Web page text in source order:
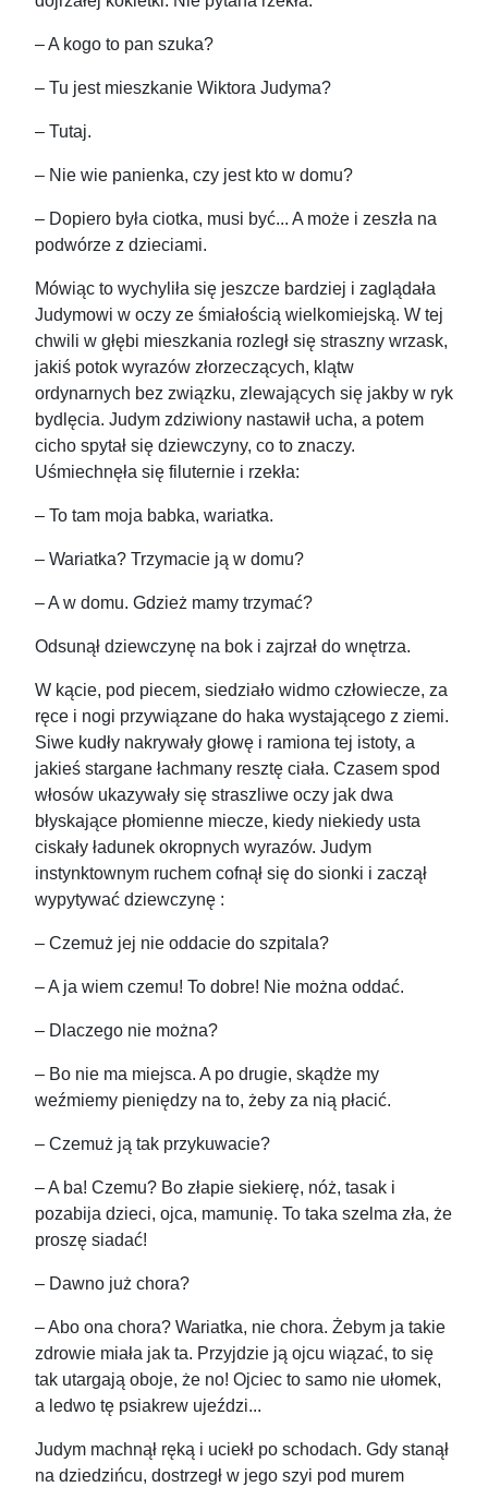
– A kogo to pan szuka?
– Tu jest mieszkanie Wiktora Judyma?
– Tutaj.
– Nie wie panienka, czy jest kto w domu?
– Dopiero była ciotka, musi być... A może i zeszła na
podwórze z dzieciami.
Mówiąc to wychyliła się jeszcze bardziej i zaglądała
Judymowi w oczy ze śmiałością wielkomiejską. W tej
chwili w głębi mieszkania rozległ się straszny wrzask,
jakiś potok wyrazów złorzeczących, klątw
ordynarnych bez związku, zlewających się jakby w ryk
bydlęcia. Judym zdziwiony nastawił ucha, a potem
cicho spytał się dziewczyny, co to znaczy.
Uśmiechnęła się filuternie i rzekła:
– To tam moja babka, wariatka.
– Wariatka? Trzymacie ją w domu?
– A w domu. Gdzież mamy trzymać?
Odsunął dziewczynę na bok i zajrzał do wnętrza.
W kącie, pod piecem, siedziało widmo człowiecze, za
ręce i nogi przywiązane do haka wystającego z ziemi.
Siwe kudły nakrywały głowę i ramiona tej istoty, a
jakieś stargane łachmany resztę ciała. Czasem spod
włosów ukazywały się straszliwe oczy jak dwa
błyskające płomienne miecze, kiedy niekiedy usta
ciskały ładunek okropnych wyrazów. Judym
instynktownym ruchem cofnął się do sionki i zaczął
wypytywać dziewczynę :
– Czemuż jej nie oddacie do szpitala?
– A ja wiem czemu! To dobre! Nie można oddać.
– Dlaczego nie można?
– Bo nie ma miejsca. A po drugie, skądże my
weźmiemy pieniędzy na to, żeby za nią płacić.
– Czemuż ją tak przykuwacie?
– A ba! Czemu? Bo złapie siekierę, nóż, tasak i
pozabija dzieci, ojca, mamunię. To taka szelma zła, że
proszę siadać!
– Dawno już chora?
– Abo ona chora? Wariatka, nie chora. Żebym ja takie
zdrowie miała jak ta. Przyjdzie ją ojcu wiązać, to się
tak utargają oboje, że no! Ojciec to samo nie ułomek,
a ledwo tę psiakrew ujeździ...
Judym machnął ręką i uciekł po schodach. Gdy stanął
na dziedzińcu, dostrzegł w jego szyi pod murem